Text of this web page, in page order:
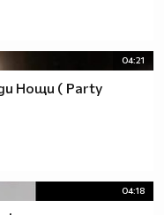
04:21
Нощи ( Party
04:18